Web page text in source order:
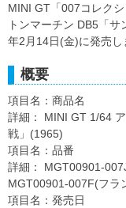
MINI GT「007コレク
トンマーチン DB5「
年2月14日(金)に発売し
概要
項目名：商品名
詳細： MINI GT 1/64
戦」(1965)
項目名：品番
詳細： MGT00901-
MGT00901-007F(フラ
項目名：発売日